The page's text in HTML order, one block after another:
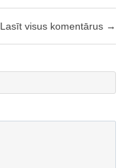
Lasīt visus komentārus →